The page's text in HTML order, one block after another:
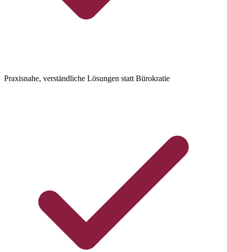
Praxisnahe, verständliche Lösungen statt Bürokratie